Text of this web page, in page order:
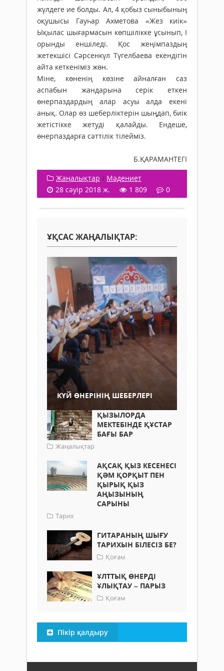
жүлдеге ие болды. Ал, 4 қобыз сыныбының
оқушысы Гауһар Ахметова «Жез киік»
Ықылас шығармасын көпшілікке ұсынып, І
орынды еншіледі. Қос жеңімпаздың
жетекшісі Сәрсенкүл Түгелбаева екендігін
айта кеткеніміз жөн.
Міне, көненің көзіне айналған саз
аспабын жандарына серік еткен
өнерпаздардың алар асуы алда екені
анық. Олар өз шеберліктерін шыңдап, биік
жетістікке же­ту­ді қалайды. Ендеше,
өнерпаздарға сәт­тілік тілейміз.
Б.ҚАРАМАНТЕГІ
Жаңалықтар / Мәдениет
28 сәуір 2018 ж.
1 809 0
ҰҚСАС ЖАҢАЛЫҚТАР:
КҮЙ ӨНЕРІНІҢ ШЕБЕРЛЕРІ
ҚЫЗЫЛОРДА
МЕКТЕБІНДЕ ҚҰСТАР
БАҒЫ БАР
Жаңалықтар
АҚСАҚ ҚЫЗ КЕСЕНЕСІ
ҚӘМ ҚОРҚЫТ ПЕН
ҚЫРЫҚ ҚЫЗ
АҢЫЗЫНЫҢ
САРЫНЫ
Тарих
ГИТАРАНЫҢ ШЫҒУ
ТАРИХЫН БІЛЕСІЗ БЕ?
Қоғам
ҰЛТТЫҚ ӨНЕРДІ
ҰЛЫҚТАУ – ПАРЫЗ
Қоғам
Пікір қалдыру